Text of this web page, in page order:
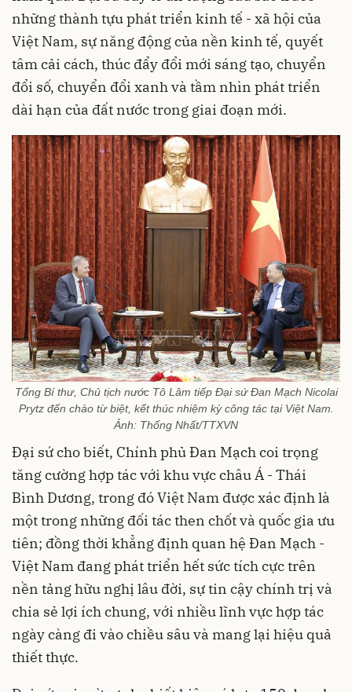
những thành tựu phát triển kinh tế - xã hội của
Việt Nam, sự năng động của nền kinh tế, quyết
tâm cải cách, thúc đẩy đổi mới sáng tạo, chuyển
đổi số, chuyển đổi xanh và tầm nhìn phát triển
dài hạn của đất nước trong giai đoạn mới.
Tổng Bí thư, Chủ tịch nước Tô Lâm tiếp Đại sứ Đan Mạch Nicolai
Prytz đến chào từ biệt, kết thúc nhiệm kỳ công tác tại Việt Nam.
Ảnh: Thống Nhất/TTXVN
Đại sứ cho biết, Chính phủ Đan Mạch coi trọng
tăng cường hợp tác với khu vực châu Á - Thái
Bình Dương, trong đó Việt Nam được xác định là
một trong những đối tác then chốt và quốc gia ưu
tiên; đồng thời khẳng định quan hệ Đan Mạch -
Việt Nam đang phát triển hết sức tích cực trên
nền tảng hữu nghị lâu đời, sự tin cậy chính trị và
chia sẻ lợi ích chung, với nhiều lĩnh vực hợp tác
ngày càng đi vào chiều sâu và mang lại hiệu quả
thiết thực.